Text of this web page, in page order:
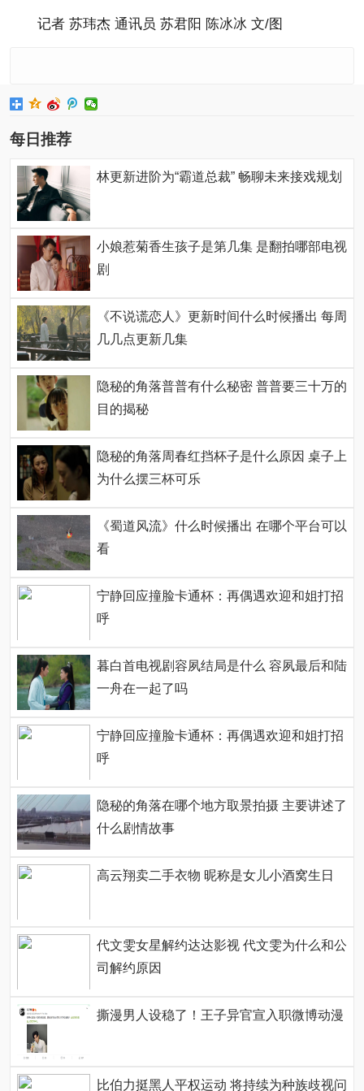
记者 苏玮杰 通讯员 苏君阳 陈冰冰 文/图
每日推荐
林更新进阶为“霸道总裁” 畅聊未来接戏规划
小娘惹菊香生孩子是第几集 是翻拍哪部电视
剧
《不说谎恋人》更新时间什么时候播出 每周
几几点更新几集
隐秘的角落普普有什么秘密 普普要三十万的
目的揭秘
隐秘的角落周春红挡杯子是什么原因 桌子上
为什么摆三杯可乐
《蜀道风流》什么时候播出 在哪个平台可以
看
宁静回应撞脸卡通杯：再偶遇欢迎和姐打招
呼
暮白首电视剧容夙结局是什么 容夙最后和陆
一舟在一起了吗
宁静回应撞脸卡通杯：再偶遇欢迎和姐打招
呼
隐秘的角落在哪个地方取景拍摄 主要讲述了
什么剧情故事
高云翔卖二手衣物 昵称是女儿小酒窝生日
代文雯女星解约达达影视 代文雯为什么和公
司解约原因
撕漫男人设稳了！王子异官宣入职微博动漫
比伯力挺黑人平权运动 将持续为种族歧视问